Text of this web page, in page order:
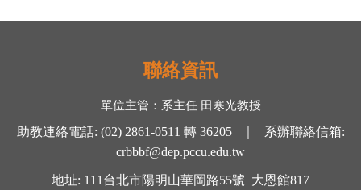
聯絡資訊
單位主管： 系主任 田寒光教授
助教連絡電話: (02) 2861-0511 轉36205 ｜ 系辦聯絡信箱:
crbbbf@dep.pccu.edu.tw
地址: 111 台北市陽明山華岡路55號 大恩館817